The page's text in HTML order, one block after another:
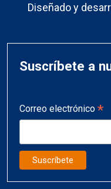
Diseñado y
Suscríbete a
Correo electrónico *